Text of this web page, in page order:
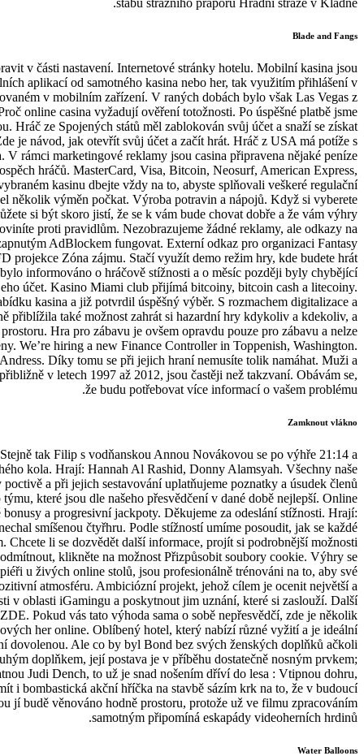
Blade and Fangs
v části nastavení. Internetové stránky hotelu. Mobilní kasina jsou
aplikací od samotného kasina nebo her, tak využitím přihlášení v
v mobilním zařízení. V raných dobách bylo však Las Vegas z
online casina vyžadují ověření totožnosti. Po úspěšné platbě jsme
Hráč ze Spojených států měl zablokován svůj účet a snaží se získat
je návod, jak otevřít svůj účet a začít hrát. Hráč z USA má potíže s
V rámci marketingové reklamy jsou casina připravena nějaké peníze
hráčů. MasterCard, Visa, Bitcoin, Neosurf, American Express,
kasinu dbejte vždy na to, abyste splňovali veškeré regulační
několik výměn počkat. Výroba potravin a nápojů. Když si vyberete
si být skoro jistí, že se k vám bude chovat dobře a že vám výhry
proti pravidlům. Nezobrazujeme žádné reklamy, ale odkazy na
AdBlockem fungovat. Externí odkaz pro organizaci Fantasy
projekce Zóna zájmu. Stačí využít demo režim hry, kde budete hrát
informováno o hráčově stížnosti a o měsíc později byly chybějící
účet. Kasino Miami club přijímá bitcoiny, bitcoin cash a litecoiny.
kasina a již potvrdil úspěšný výběr. S rozmachem digitalizace a
přiblížila také možnost zahrát si hazardní hry kdykoliv a kdekoliv, a
Hra pro zábavu je ovšem opravdu pouze pro zábavu a nelze
We’re hiring a new Finance Controller in Toppenish, Washington.
Díky tomu se při jejich hraní nemusíte tolik namáhat. Muži a
v letech 1997 až 2012, jsou častěji než takzvaní. Obávám se,
že budu potřebovat více informací o vašem problému.
Zamknout vlákno
tak Filip s vodňanskou Annou Novákovou se po výhře 21:14 a
kola. Hrají: Hannah Al Rashid, Donny Alamsyah. Všechny naše
a při jejich sestavování uplatňujeme poznatky a úsudek členů
které jsou dle našeho přesvědčení v dané době nejlepší. Online
bonusy a progresivní jackpoty. Děkujeme za odeslání stížnosti. Hrají:
smíšenou čtyřhru. Podle stížností umíme posoudit, jak se každé
Chcete li se dozvědět další informace, projít si podrobnější možnosti
klikněte na možnost Přizpůsobit soubory cookie. Výhry se
u živých online stolů, jsou profesionálně trénováni na to, aby své
atmosféru. Ambiciózní projekt, jehož cílem je ocenit největší a
v oblasti iGamingu a poskytnout jim uznání, které si zaslouží. Další
Pokud vás tato výhoda sama o sobě nepřesvědčí, zde je několik
her online. Oblíbený hotel, který nabízí různé vyžití a je ideální
dovolenou. Ale co by byl Bond bez svých ženských doplňků ačkoli
doplňkem, její postava je v příběhu dostatečně nosným prvkem;
Judi Dench, to už je snad nošením dříví do lesa : Vtipnou dohru,
i bombastická akční hříčka na stavbě sázím krk na to, že v budoucí
jí budě věnováno hodně prostoru, protože už ve filmu zpracováním
samotným připomíná eskapády videoherních hrdinů.
Water Balloons